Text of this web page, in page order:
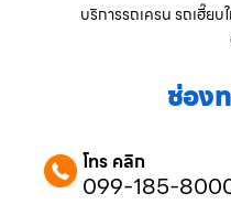
บริการรถเครน รถเฮี๊ย
ช่อง
โทร คลิก
099-185-